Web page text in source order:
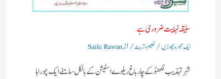
سلیقہ نہایت ضروری ہے
ایک تبصرہ چھوڑیں/ تعلیم و تربیت/ ازSaile Rawan
شہر تہذیب لکھنؤکے چارباغ ریلوے اسٹیشن کے بالکل سامنے ایک چوراہا